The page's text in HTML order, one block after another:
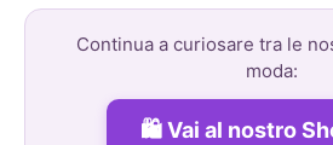
Continua a curiosare tra le
moda:
Vai al nostro